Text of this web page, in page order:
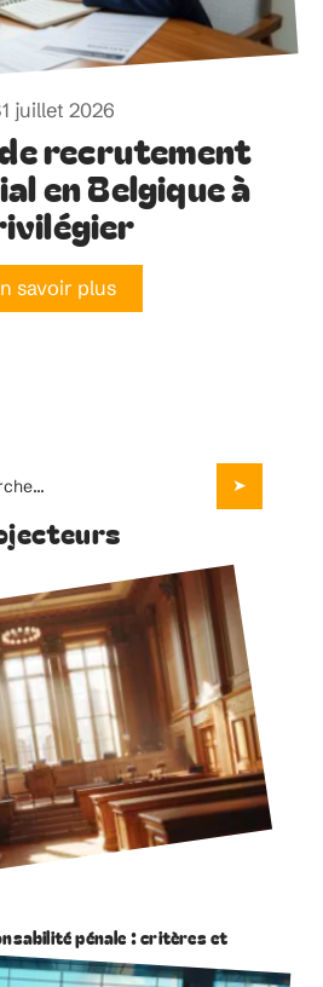
juillet 2026
recrutement
en Belgique à
savoir plus
pénale : critères et